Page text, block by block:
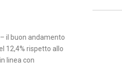
il buon andamento
12,4% rispetto allo
linea con